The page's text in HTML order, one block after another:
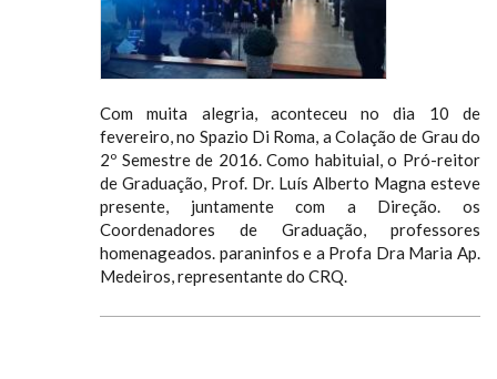
Com muita alegria, aconteceu no dia 10 de
fevereiro, no Spazio Di Roma, a Colação de Grau do
2º Semestre de 2016. Como habituial, o Pró-reitor
de Graduação, Prof. Dr. Luís Alberto Magna esteve
presente, juntamente com a Direção. os
Coordenadores de Graduação, professores
homenageados. paraninfos e a Profa Dra Maria Ap.
Medeiros, representante do CRQ.